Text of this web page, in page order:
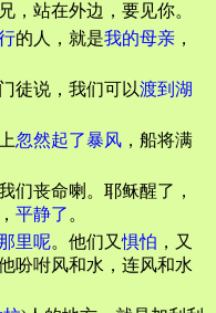
，站在外边，要见你。
的人，就是我的母亲 ，
门徒说，我们可以渡到湖
忽然起了暴风 ，船将满
们丧命喇。耶稣醒了，
， 平静了 。
里呢。他们又惧怕 ，又
他吩咐风和水，连风和水